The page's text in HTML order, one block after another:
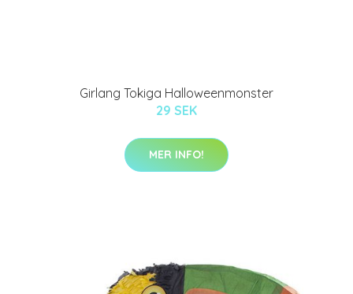
Girlang Tokiga Halloweenmonster
29 SEK
MER INFO!